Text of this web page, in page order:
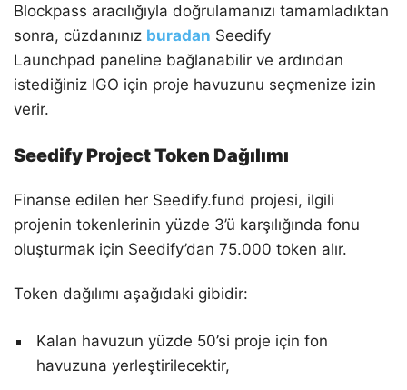
Blockpass aracılığıyla doğrulamanızı tamamladıktan
sonra, cüzdanınız buradan Seedify
Launchpad paneline bağlanabilir ve ardından
istediğiniz IGO için proje havuzunu seçmenize izin
verir.
Seedify Project Token Dağılımı
Finanse edilen her Seedify.fund projesi, ilgili
projenin tokenlerinin yüzde 3’ü karşılığında fonu
oluşturmak için Seedify’dan 75.000 token alır.
Token dağılımı aşağıdaki gibidir:
Kalan havuzun yüzde 50’si proje için fon
havuzuna yerleştirilecektir,